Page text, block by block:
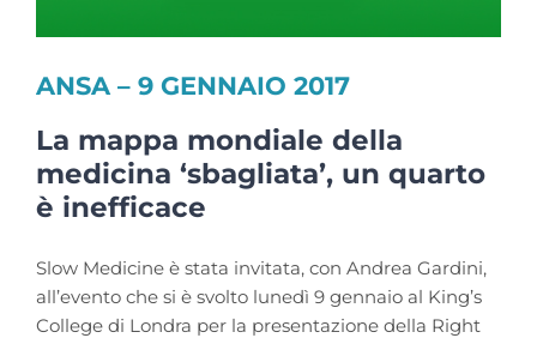
ANSA – 9 GENNAIO 2017
La mappa mondiale della
medicina ‘sbagliata’, un quarto
è inefficace
Slow Medicine è stata invitata, con Andrea Gardini,
all’evento che si è svolto lunedì 9 gennaio al King’s
College di Londra per la presentazione della Right